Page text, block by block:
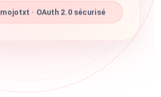
· OAuth 2.0 sécurisé